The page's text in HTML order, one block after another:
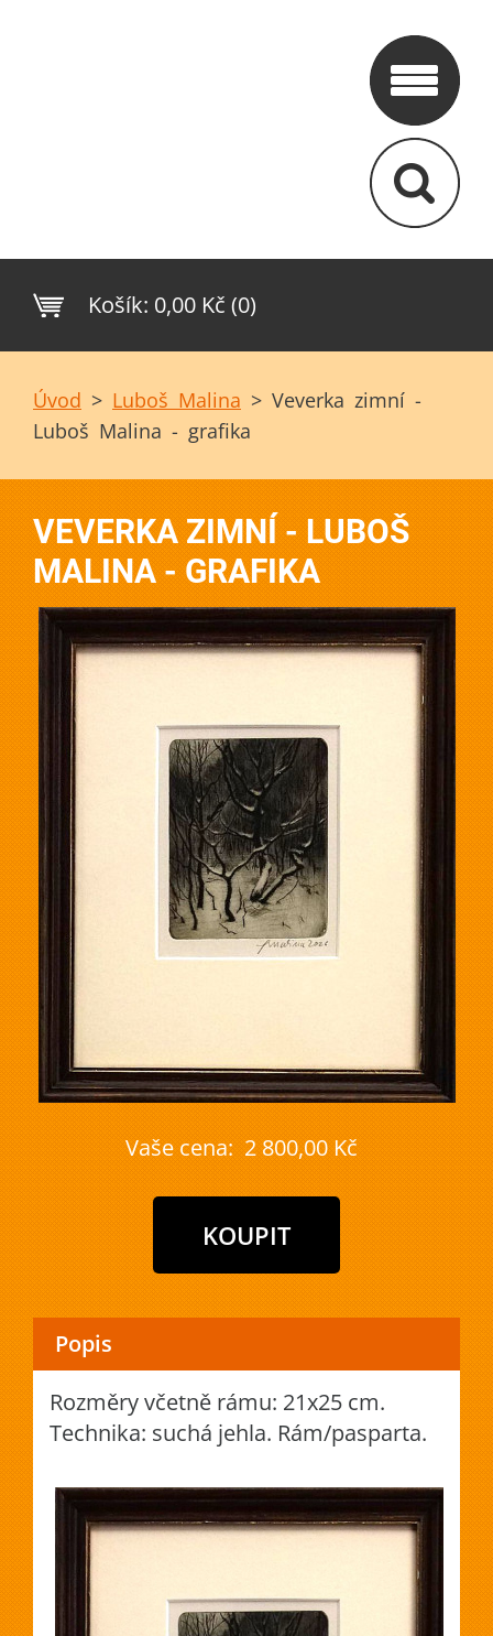
Košík: 0,00 Kč (0)
Úvod > Luboš Malina > Veverka zimní -
Luboš Malina - grafika
VEVERKA ZIMNÍ - LUBOŠ
MALINA - GRAFIKA
Vaše cena: 2 800,00 Kč
Popis
Rozměry včetně rámu: 21x25 cm.
Technika: suchá jehla. Rám/pasparta.